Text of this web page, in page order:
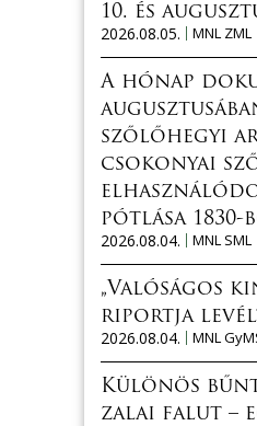
10. és
2026.08.05.
MNL ZML
A hónap
szőlőhegyi
csokonyai
pótlása 1830-
2026.08.04.
MNL SML
„Valóságos
riportja
2026.08.04.
MNL
Különös
zalai falut –